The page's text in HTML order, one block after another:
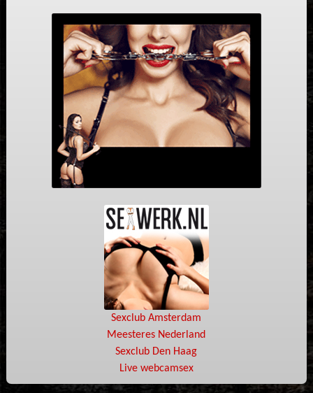
Sexclub Amsterdam
Meesteres Nederland
Sexclub Den Haag
Live webcamsex